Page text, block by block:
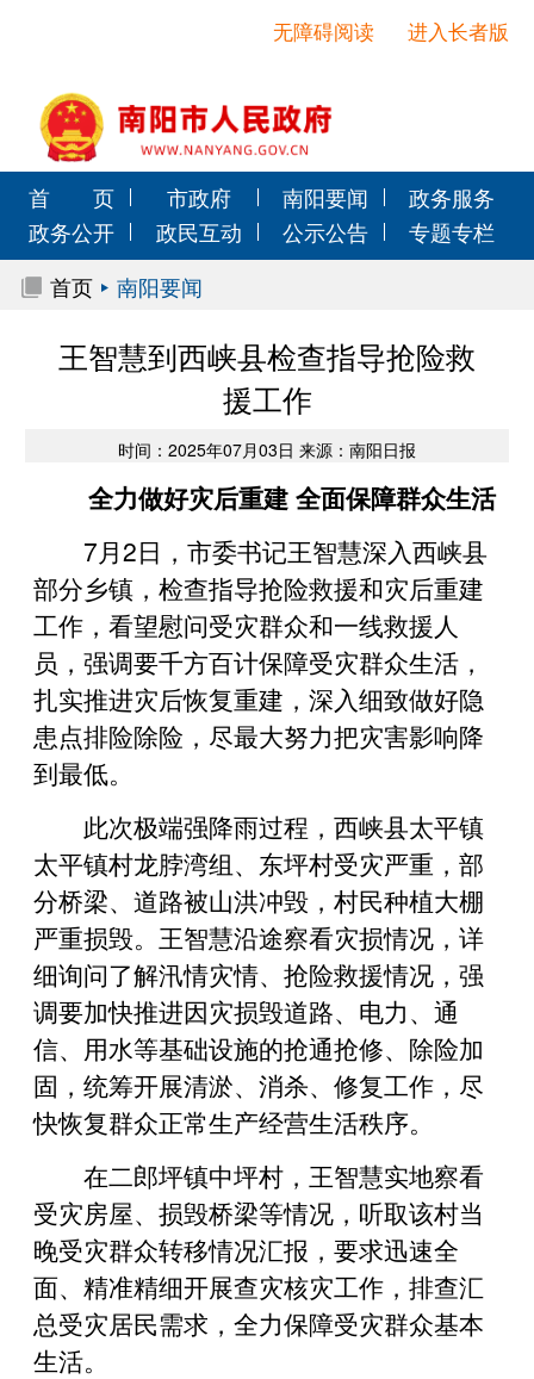
进入长者版
无障碍阅读
首 页 市政府 南阳要闻
政务服务
政务公开
政民互动 公示公告
专题专栏
首页
南阳要闻
王智慧到西峡县检查指导抢险救
援工作
时间：2025年07月03日 来源：南阳日报
全力做好灾后重建 全面保障群众生活
7月2日，市委书记王智慧深入西峡县
部分乡镇，检查指导抢险救援和灾后重建
工作，看望慰问受灾群众和一线救援人
员，强调要千方百计保障受灾群众生活，
扎实推进灾后恢复重建，深入细致做好隐
患点排险除险，尽最大努力把灾害影响降
到最低。
此次极端强降雨过程，西峡县太平镇
太平镇村龙脖湾组、东坪村受灾严重，部
分桥梁、道路被山洪冲毁，村民种植大棚
严重损毁。王智慧沿途察看灾损情况，详
细询问了解汛情灾情、抢险救援情况，强
调要加快推进因灾损毁道路、电力、通
信、用水等基础设施的抢通抢修、除险加
固，统筹开展清淤、消杀、修复工作，尽
快恢复群众正常生产经营生活秩序。
在二郎坪镇中坪村，王智慧实地察看
受灾房屋、损毁桥梁等情况，听取该村当
晚受灾群众转移情况汇报，要求迅速全
面、精准精细开展查灾核灾工作，排查汇
总受灾居民需求，全力保障受灾群众基本
生活。